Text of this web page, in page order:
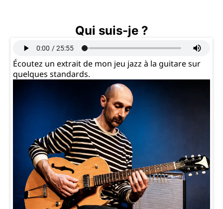
Qui suis-je ?
Écoutez un extrait de mon jeu jazz à la guitare sur
quelques standards.